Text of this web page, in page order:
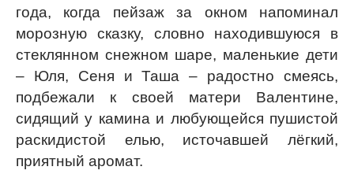
года, когда пейзаж за окном напоминал
морозную сказку, словно находившуюся в
стеклянном снежном шаре, маленькие дети
– Юля, Сеня и Таша – радостно смеясь,
подбежали к своей матери Валентине,
сидящий у камина и любующейся пушистой
раскидистой елью, источавшей лёгкий,
приятный аромат.